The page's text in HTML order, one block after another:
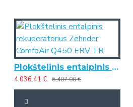
Plokštelinis entalpinis rekuperatorius Zehnder ComfoAir Q450 ERV TR
4,036.41 € 6,407.00 €